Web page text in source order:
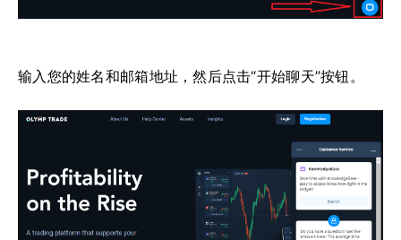
输入您的姓名和邮箱地址，然后点击“开始聊天”按钮。